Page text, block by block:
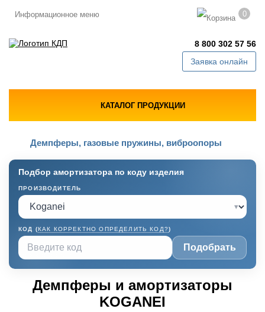
Информационное меню 0
8 800 302 57 56
Заявка онлайн
КАТАЛОГ ПРОДУКЦИИ
Демпферы, газовые пружины, виброопоры
Подбор амортизатора по коду изделия
ПРОИЗВОДИТЕЛЬ
▾
КОД (КАК КОРРЕКТНО ОПРЕДЕЛИТЬ КОД?)
Подобрать
Демпферы и амортизаторы
KOGANEI